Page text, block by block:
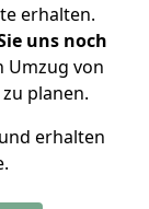
erhalten.
uns noch
Umzug von
planen.
erhalten